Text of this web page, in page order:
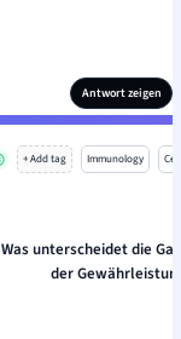
Antwort zeigen
+ Add tag Immunology
Was unterscheidet die
der